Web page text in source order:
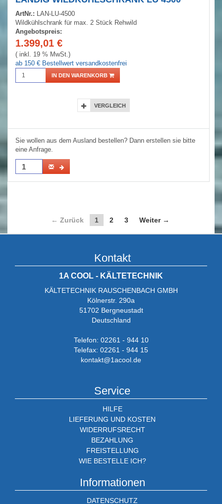
ArtNr.: LAN-LU-4500
Wildkühlschrank für max. 2 Stück Rehwild
Angebotspreis:
1.399,01 €
( inkl. 19 % MwSt.)
ab 150 € Bestellwert versandkostenfrei
IN DEN WARENKORB
VERGLEICH
Sie wollen aus dem Ausland bestellen? Dann erstellen sie bitte
eine Anfrage.
← Zurück 1 2 3 Weiter →
Kontakt
1A COOL - KÄLTETECHNIK
KÄLTETECHNIK RAUSCHENBACH GMBH
Kölnerstr. 290a
51702 Bergneustadt
Deutschland
Telefon: 02261 - 944 10
Telefax: 02261 - 944 15
kontakt@1acool.de
Service
HILFE
LIEFERUNG UND KOSTEN
WIDERRUFSRECHT
BEZAHLUNG
FREISTELLUNG
WIE BESTELLE ICH?
Informationen
DATENSCHUTZ